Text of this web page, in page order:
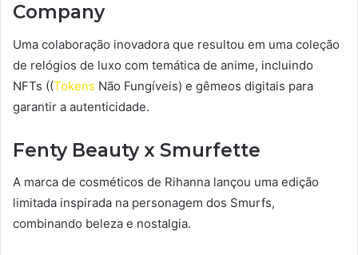
Company
Uma colaboração inovadora que resultou em uma coleção
de relógios de luxo com temática de anime, incluindo
NFTs ((Tokens Não Fungíveis) e gêmeos digitais para
garantir a autenticidade.
Fenty Beauty x Smurfette
A marca de cosméticos de Rihanna lançou uma edição
limitada inspirada na personagem dos Smurfs,
combinando beleza e nostalgia.